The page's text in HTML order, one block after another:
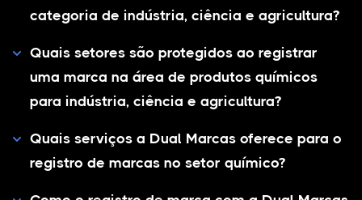
categoria de indústria, ciência e agricultura?
Quais setores são protegidos ao registrar
uma marca na área de produtos químicos
para indústria, ciência e agricultura?
Quais serviços a Dual Marcas oferece para o
registro de marcas no setor químico?